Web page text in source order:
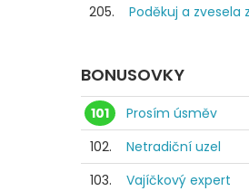
205.
Poděkuj a zvesela
BONUSOVKY
101 Prosím úsměv
102.
Netradiční uzel
103.
Vajíčkový expert